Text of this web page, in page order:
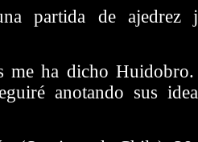
partida de ajedrez
me ha dicho
anotando sus